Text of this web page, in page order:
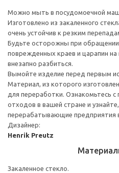
Можно мыть в посудомоечной
Изготовлено из закаленного
очень устойчив к резким
Будьте осторожны при
поврежденных краев и царапин
внезапно разбиться.
Вымойте изделие перед первым
Материал, из которого
для переработки. Ознакомьтесь
отходов в вашей стране и
перерабатывающие предприятия
Дизайнер:
Henrik Preutz
Закаленное стекло.